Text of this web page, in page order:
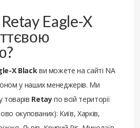
Eagle-X
X Blackви можете на сайті NA
у наших менеджерів. Ми
товарів Retayпо всій території
окупованих): Київ, Харків,